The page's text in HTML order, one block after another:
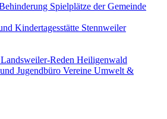
Spielplätze der Gemeinde
Kindertagesstätte Stennweiler
Landsweiler-Reden Heiligenwald
Jugendbüro Vereine Umwelt &